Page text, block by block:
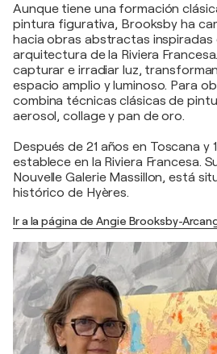
Aunque tiene una formación
pintura figurativa, Brooksby ha
hacia obras abstractas inspiradas
arquitectura de la Riviera
capturar e irradiar luz,
espacio amplio y luminoso. Para
combina técnicas clásicas de
aerosol, collage y pan de oro.
Después de 21 años en Toscana y
establece en la Riviera Francesa.
Nouvelle Galerie Massillon, está
histórico de Hyères.
Ir a la página de Angie Brooksby-